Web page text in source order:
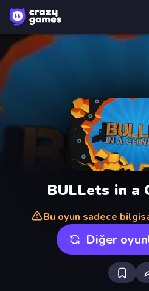
BULLets in a
Bu oyun sadece
Diğer